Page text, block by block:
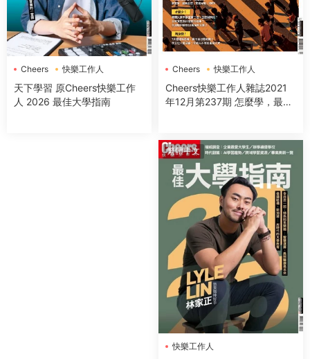
Cheers 快樂工作人
天下學習 原Cheers快樂工作
人 2026 最佳大學指南
Cheers 快樂工作人
Cheers快樂工作人雜誌2021
年12月第237期 怎麼學，最有
繁體中文
快樂工作人